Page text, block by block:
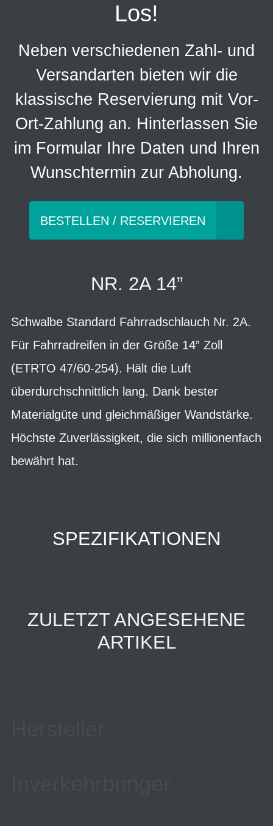
Los!
Neben verschiedenen Zahl- und
Versandarten bieten wir die
klassische Reservierung mit Vor-
Ort-Zahlung an. Hinterlassen Sie
im Formular Ihre Daten und Ihren
Wunschtermin zur Abholung.
BESTELLEN / RESERVIEREN
NR. 2A 14”
Schwalbe Standard Fahrradschlauch Nr. 2A.
Für Fahrradreifen in der Größe 14” Zoll
(ETRTO 47/60-254). Hält die Luft
überdurchschnittlich lang. Dank bester
Materialgüte und gleichmäßiger Wandstärke.
Höchste Zuverlässigkeit, die sich millionenfach
bewährt hat.
SPEZIFIKATIONEN
ZULETZT ANGESEHENE
ARTIKEL